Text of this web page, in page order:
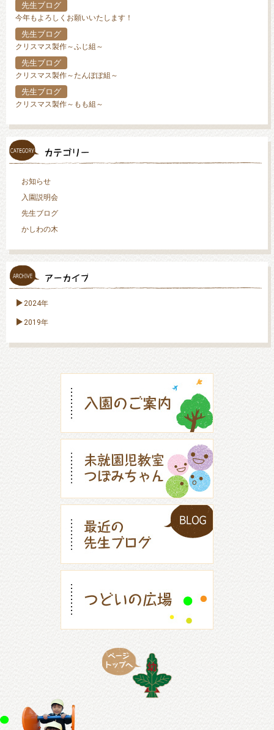
先生ブログ
今年もよろしくお願いいたします！
先生ブログ
クリスマス製作～ふじ組～
先生ブログ
クリスマス製作～たんぽぽ組～
先生ブログ
クリスマス製作～もも組～
お知らせ
入園説明会
先生ブログ
かしわの木
2024年
2019年